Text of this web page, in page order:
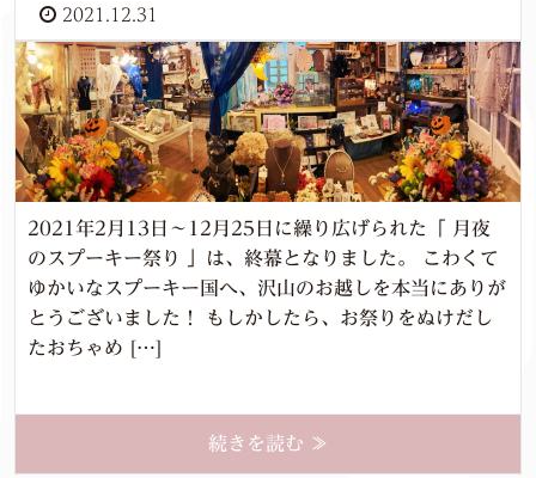
2021.12.31
2021年2月13日～12月25日に繰り広げられた「 月夜
のスプーキー祭り 」は、終幕となりました。 こわくて
ゆかいなスプーキー国へ、沢山のお越しを本当にありが
とうございました！ もしかしたら、お祭りをぬけだし
たおちゃめ […]
続きを読む ≫